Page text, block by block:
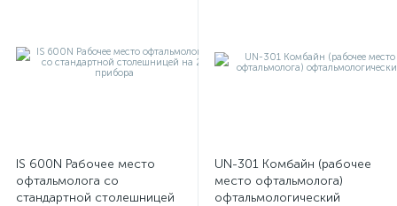
IS 600N Рабочее место
офтальмолога со
стандартной столешницей
UN-301 Комбайн (рабочее
место офтальмолога)
офтальмологический